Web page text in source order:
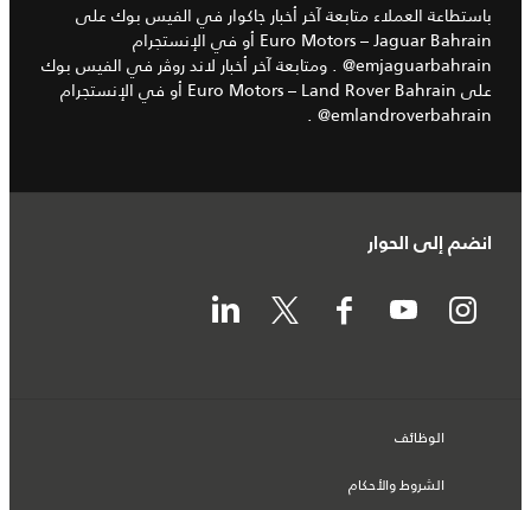
باستطاعة العملاء متابعة آخر أخبار جاكوار في الفيس بوك على
Euro Motors – Jaguar Bahrain أو في الإنستجرام
emjaguarbahrain@ . ومتابعة آخر أخبار لاند روﭬر في الفيس بوك
على Euro Motors – Land Rover Bahrain أو في الإنستجرام
emlandroverbahrain@ .
انضم إلى الحوار
الوظائف
الشروط والأحكام